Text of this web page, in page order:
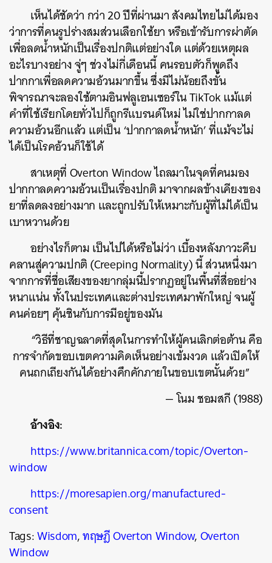
เห็นได้ชัดว่า กว่า 20 ปีที่ผ่านมา สังคมไทยไม่ได้มอง
ว่าการที่คนรูปร่างสมส่วนเลือกใช้ยา หรือเข้ารับการผ่าตัด
เพื่อลดน้ำหนักเป็นเรื่องปกติแต่อย่างใด แต่ด้วยเหตุผล
อะไรบางอย่าง จู่ๆ ช่วงไม่กี่เดือนนี้ คนรอบตัวก็พูดถึง
ปากกาเพื่อลดความอ้วนมากขึ้น ซึ่งมีไม่น้อยถึงขั้น
พิจารณาจะลองใช้ตามอินฟลูเอนเซอร์ใน TikTok แม้แต่
คำที่ใช้เรียกโดยทั่วไปก็ถูกรีแบรนด์ใหม่ ไม่ใช่ปากกาลด
ความอ้วนอีกแล้ว แต่เป็น ‘ปากกาลดน้ำหนัก’ ที่แม้จะไม่
ได้เป็นโรคอ้วนก็ใช้ได้
สาเหตุที่ Overton Window ไถลมาในจุดที่คนมอง
ปากกาลดความอ้วนเป็นเรื่องปกติ มาจากผลข้างเคียงของ
ยาที่ลดลงอย่างมาก และถูกปรับให้เหมาะกับผู้ที่ไม่ได้เป็น
เบาหวานด้วย
อย่างไรก็ตาม เป็นไปได้หรือไม่ว่า เบื้องหลังภาวะคืบ
คลานสู่ความปกติ (Creeping Normality) นี้ ส่วนหนึ่งมา
จากการที่ชื่อเสียงของยากลุ่มนี้ปรากฏอยู่ในพื้นที่สื่ออย่าง
หนาแน่น ทั้งในประเทศและต่างประเทศมาพักใหญ่ จนผู้
คนค่อยๆ คุ้นชินกับการมีอยู่ของมัน
“วิธีที่ชาญฉลาดที่สุดในการทำให้ผู้คนเลิกต่อต้าน คือ
การจำกัดขอบเขตความคิดเห็นอย่างเข้มงวด แล้วเปิดให้
คนถกเถียงกันได้อย่างคึกคักภายในขอบเขตนั้นด้วย”
— โนม ชอมสกี (1988)
อ้างอิง:
https://www.britannica.com/topic/Overton-
window
https://moresapien.org/manufactured-
consent
Tags:Wisdom,ทฤษฎี Overton Window,Overton
Window